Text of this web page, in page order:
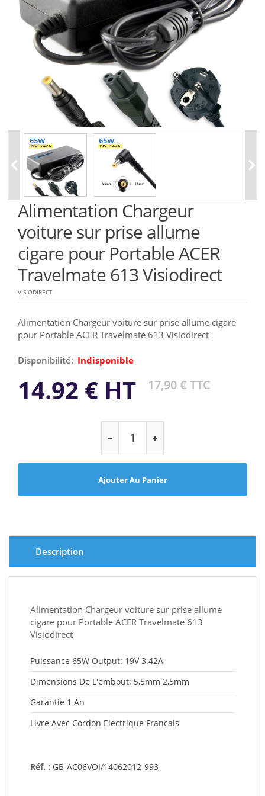
Alimentation Chargeur
voiture sur prise allume
cigare pour Portable ACER
Travelmate 613 Visiodirect
VISIODIRECT
Alimentation Chargeur voiture sur prise allume cigare
pour Portable ACER Travelmate 613 Visiodirect
Disponibilité: Indisponible
14.92 € HT 17,90 € TTC
Ajouter Au Panier
Description
Alimentation Chargeur voiture sur prise allume
cigare pour Portable ACER Travelmate 613
Visiodirect
Puissance 65W Output: 19V 3.42A
Dimensions De L'embout: 5,5mm 2,5mm
Garantie 1 An
Livre Avec Cordon Electrique Francais
Réf. : GB-AC06VOI/14062012-993